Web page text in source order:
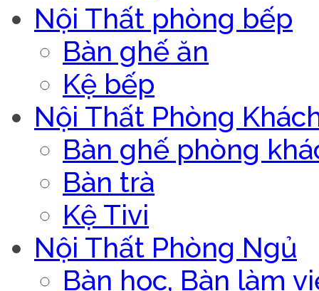
Nội Thất phòng bếp
Bàn ghế ăn
Kệ bếp
Nội Thất Phòng
Bàn ghế phòng
Bàn trà
Kệ Tivi
Nội Thất Phòng Ngủ
Bàn học, Bàn làm